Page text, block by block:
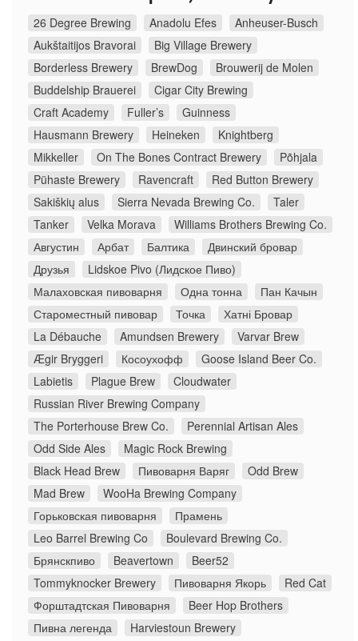
26 Degree Brewing Anadolu Efes
Anheuser-Busch
Aukštaitijos Bravorai
Big Village Brewery
Borderless Brewery
BrewDog
Brouwerij de Molen
Buddelship Brauerei
Cigar City Brewing
Craft Academy
Fuller’s
Guinness
Hausmann Brewery
Heineken
Knightberg
Mikkeller
On The Bones Contract Brewery
Põhjala
Pühaste Brewery
Ravencraft
Red Button Brewery
Sakiškių alus
Sierra Nevada Brewing Co.
Taler
Tanker
Velka Morava
Williams Brothers Brewing Co.
Августин
Арбат Балтика
Двинский бровар
Друзья
Lidskoe Pivo (Лидское Пиво)
Малаховская пивоварня
Одна тонна
Пан Качын
Староместный пивовар
Точка
Хатні Бровар
La Débauche
Amundsen Brewery
Varvar Brew
Ægir Bryggeri
Косоухофф
Goose Island Beer Co.
Labietis
Plague Brew
Cloudwater
Russian River Brewing Company
The Porterhouse Brew Co.
Perennial Artisan Ales
Odd Side Ales
Magic Rock Brewing
Black Head Brew
Пивоварня Варяг
Odd Brew
Mad Brew
WooHa Brewing Company
Горьковская пивоварня
Прамень
Leo Barrel Brewing Co
Boulevard Brewing Co.
Брянскпиво
Beavertown
Beer52
Tommyknocker Brewery
Пивоварня Якорь
Red Cat
Форштадтская Пивоварня
Beer Hop Brothers
Пивна легенда
Harviestoun Brewery